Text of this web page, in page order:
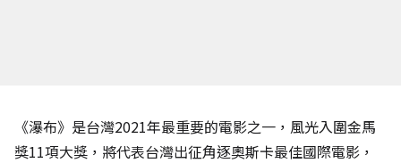
《瀑布》是台灣2021年最重要的電影之一，風光入圍金馬
獎11項大獎，將代表台灣出征角逐奧斯卡最佳國際電影，